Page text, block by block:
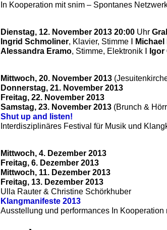
In Kooperation mit snim – Spontanes
Dienstag, 12. November 2013 20:00 Uhr
Ingrid Schmoliner, Klavier, Stimme Ι
Alessandra Eramo, Stimme, Elektronik Ι
Mittwoch, 20. November 2013
Donnerstag, 21. November 2013
Freitag, 22. November 2013
Samstag, 23. November 2013 (Brunch &
Shut up and listen!
Interdisziplinäres Festival für Musik und
Mittwoch, 4. Dezember 2013
Freitag, 6. Dezember 2013
Mittwoch, 11. Dezember 2013
Freitag, 13. Dezember 2013
Ulla Rauter & Christine Schörkhuber
Klangmanifeste 2013
Ausstellung und performances In Kooperation